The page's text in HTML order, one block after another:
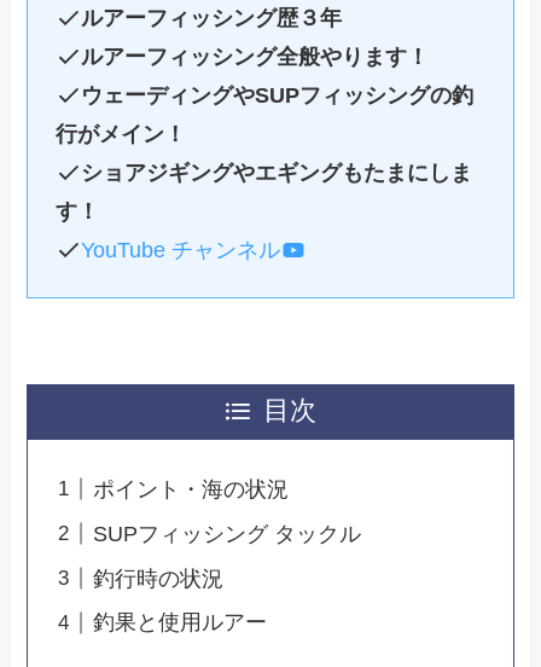
ルアーフィッシング歴３年
ルアーフィッシング全般やります！
ウェーディングやSUPフィッシングの釣
行がメイン！
ショアジギングやエギングもたまにしま
す！
YouTube チャンネル
目次
ポイント・海の状況
SUPフィッシング タックル
釣行時の状況
釣果と使用ルアー